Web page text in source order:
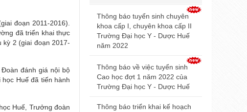
đoạn 2011-2016).
đã triển khai thực
2 (giai đoạn 2017-
đánh giá nội bộ
Huế đã tiến hành
Huế, Trưởng đoàn
Thông báo tuyển sinh chuyên
khoa cấp I, chuyên khoa cấp II
Trường Đại học Y - Dược Huế
năm 2022
Thông báo về việc tuyển sinh
Cao học đợt 1 năm 2022 của
Trường Đại học Y - Dược Huế
Thông báo triển khai kế hoạch